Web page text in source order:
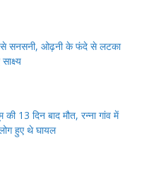
से सनसनी, ओढ़नी के फंदे से लटका
13 दिन बाद मौत, रन्ना गांव में
हुए थे घायल